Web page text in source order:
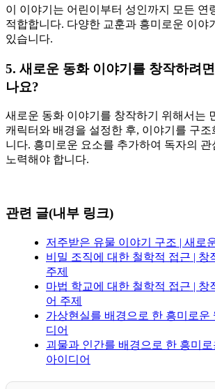
이 이야기는 어린이부터 성인까지 모든 연
적합합니다. 다양한 교훈과 흥미로운 이야
있습니다.
5. 새로운 동화 이야기를 창작하려
나요?
새로운 동화 이야기를 창작하기 위해서는
캐릭터와 배경을 설정한 후, 이야기를 구
니다. 흥미로운 요소를 추가하여 독자의 관
노력해야 합니다.
관련 글(내부 링크)
저주받은 유물 이야기 구조 | 새로
비밀 조직에 대한 철학적 접근 | 창
주제
마법 학교에 대한 철학적 접근 | 창
어 주제
가상현실를 배경으로 한 흥미로운
디어
괴물과 인간를 배경으로 한 흥미
아이디어